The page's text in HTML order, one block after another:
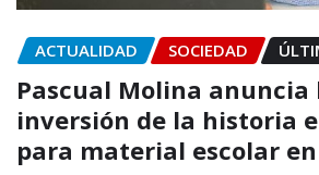
ACTUALIDAD SOCIEDAD
Pascual Molina anuncia
inversión de la historia
para material escolar